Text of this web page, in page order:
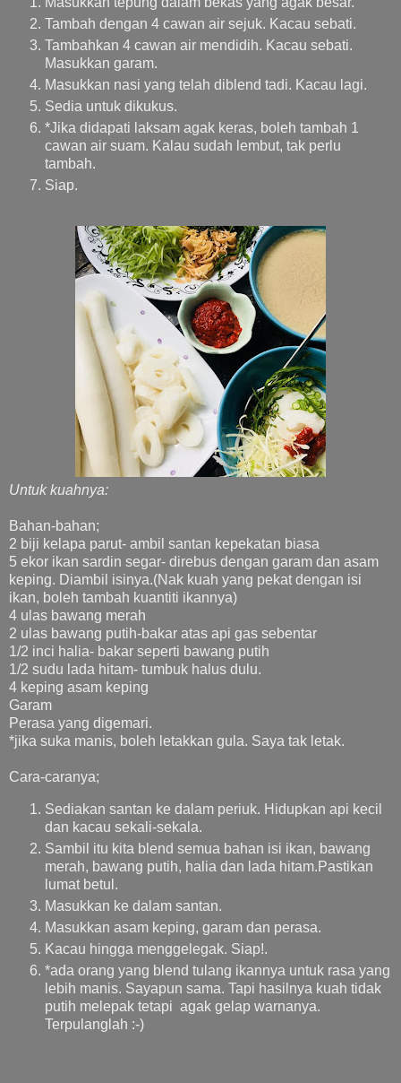
Tambah dengan 4 cawan air sejuk. Kacau sebati.
Tambahkan 4 cawan air mendidih. Kacau sebati.
Masukkan garam.
Masukkan nasi yang telah diblend tadi. Kacau lagi.
Sedia untuk dikukus.
*Jika didapati laksam agak keras, boleh tambah 1
cawan air suam. Kalau sudah lembut, tak perlu
tambah.
Siap.
Untuk kuahnya:
Bahan-bahan;
2 biji kelapa parut- ambil santan kepekatan biasa
5 ekor ikan sardin segar- direbus dengan garam dan asam
keping. Diambil isinya.(Nak kuah yang pekat dengan isi
ikan, boleh tambah kuantiti ikannya)
4 ulas bawang merah
2 ulas bawang putih-bakar atas api gas sebentar
1/2 inci halia- bakar seperti bawang putih
1/2 sudu lada hitam- tumbuk halus dulu.
4 keping asam keping
Garam
Perasa yang digemari.
*jika suka manis, boleh letakkan gula. Saya tak letak.
Cara-caranya;
Sediakan santan ke dalam periuk. Hidupkan api kecil
dan kacau sekali-sekala.
Sambil itu kita blend semua bahan isi ikan, bawang
merah, bawang putih, halia dan lada hitam.Pastikan
lumat betul.
Masukkan ke dalam santan.
Masukkan asam keping, garam dan perasa.
Kacau hingga menggelegak. Siap!.
*ada orang yang blend tulang ikannya untuk rasa yang
lebih manis. Sayapun sama. Tapi hasilnya kuah tidak
putih melepak tetapi agak gelap warnanya.
Terpulanglah :-)